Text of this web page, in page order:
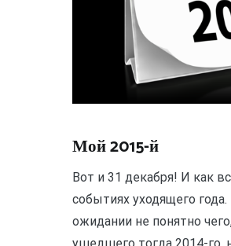
Мой 2015-й
Вот и 31 декабря! И как
событиях уходящего года.
ожидании не понятно